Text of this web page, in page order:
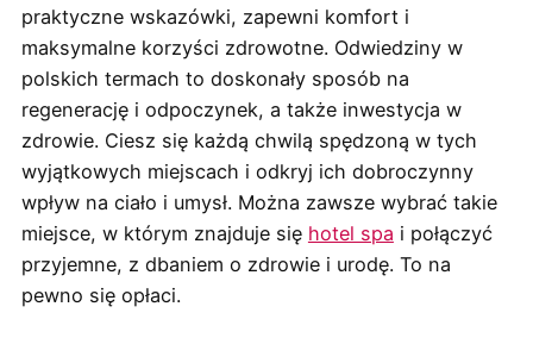
praktyczne wskazówki, zapewni komfort i
maksymalne korzyści zdrowotne. Odwiedziny w
polskich termach to doskonały sposób na
regenerację i odpoczynek, a także inwestycja w
zdrowie. Ciesz się każdą chwilą spędzoną w tych
wyjątkowych miejscach i odkryj ich dobroczynny
wpływ na ciało i umysł. Można zawsze wybrać takie
miejsce, w którym znajduje się hotel spa i połączyć
przyjemne, z dbaniem o zdrowie i urodę. To na
pewno się opłaci.